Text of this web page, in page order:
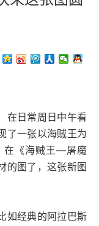
在日常周日中午看
了一张以海贼王为
在《海贼王—屠魔
的图了，这张新图
如经典的阿拉巴斯